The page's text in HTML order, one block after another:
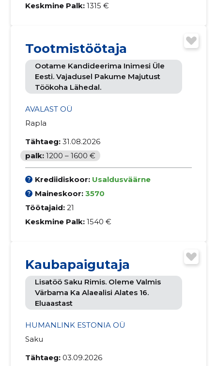
Keskmine Palk: 1315 €
Tootmistöötaja
Ootame Kandideerima Inimesi Üle
Eesti. Vajadusel Pakume Majutust
Töökoha Lähedal.
AVALAST OÜ
Rapla
Tähtaeg: 31.08.2026
palk: 1200 – 1600 €
Krediidiskoor: Usaldusväärne
Maineskoor: 3570
Töötajaid: 21
Keskmine Palk: 1540 €
Kaubapaigutaja
Lisatöö Saku Rimis. Oleme Valmis
Värbama Ka Alaealisi Alates 16.
Eluaastast
HUMANLINK ESTONIA OÜ
Saku
Tähtaeg: 03.09.2026